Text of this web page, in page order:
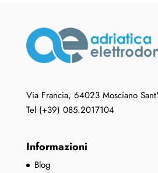
Via Francia, 64023 Mosciano
Tel (+39) 085.2017104
Informazioni
Blog